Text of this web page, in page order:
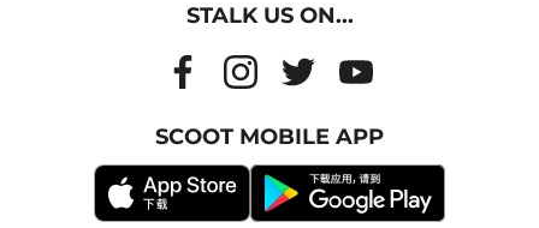
STALK US ON...
SCOOT MOBILE APP